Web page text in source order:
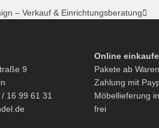
– Verkauf & Einrichtungsberatung
9
16 99 61 31
Online
Pakete ab
Zahlung mit
Möbellieferung
frei